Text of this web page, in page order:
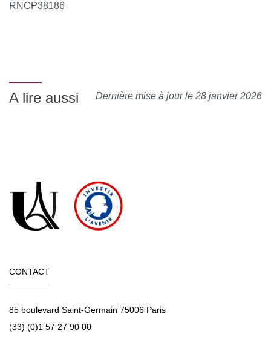
RNCP38186
Dernière mise à jour le 28 janvier 2026
A lire aussi
CONTACT
85 boulevard Saint-Germain 75006 Paris
(33) (0)1 57 27 90 00